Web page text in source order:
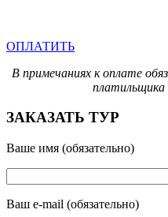
ОПЛАТИТЬ
В примечаниях к оплате
платильщика
ЗАКАЗАТЬ ТУР
Ваше имя (обязательно)
Ваш e-mail (обязательно)